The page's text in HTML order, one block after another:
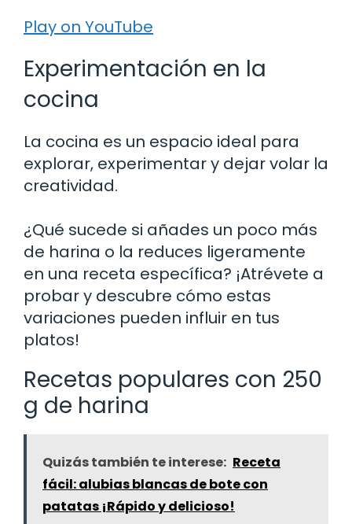
Play on YouTube
Experimentación en la
cocina
La cocina es un espacio ideal para
explorar, experimentar y dejar volar la
creatividad.
¿Qué sucede si añades un poco más
de harina o la reduces ligeramente
en una receta específica? ¡Atrévete a
probar y descubre cómo estas
variaciones pueden influir en tus
platos!
Recetas populares con 250
g de harina
Quizás también te interese: Receta
fácil: alubias blancas de bote con
patatas ¡Rápido y delicioso!